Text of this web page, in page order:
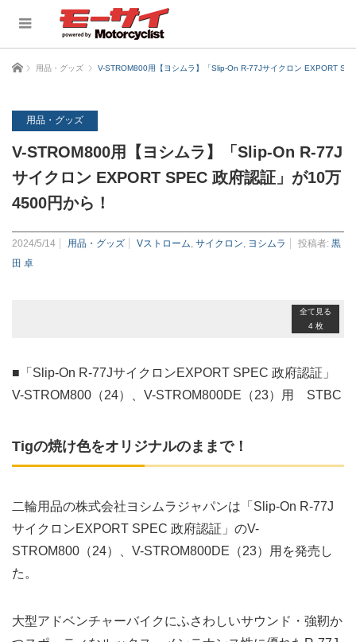
ホーム 用品・グッズ V-STROM800用【ヨシムラ】「Slip-On R-77Jサイクロン EXPORT
用品・グッズ
V-STROM800用【ヨシムラ】「Slip-On R-77J
サイクロン EXPORT SPEC 政府認証」が10万
4500円から！
2024/5/14 用品・グッズ Vストローム サイクロン ヨシムラ 投稿者: 黒
田 卓
全て見る
4 枚
■「Slip-On R-77JサイクロンEXPORT SPEC 政府認証」
V-STROM800（24）、V-STROM800DE（23）用 STBC
Tigの焼け色をオリジナルのままで！
二輪用品の株式会社ヨシムラジャパンは「Slip-On R-77J
サイクロンEXPORT SPEC 政府認証」のV-
STROM800（24）、V-STROM800DE（23）用を発売し
た。
大型アドベンチャーバイクにふさわしいサウンド・強靭か